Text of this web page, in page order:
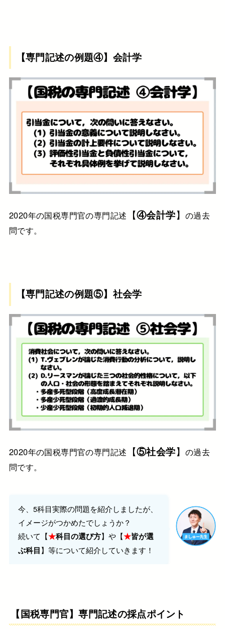
【専門記述の例題④】会計学
2020年の国税専門官の専門記述 【④会計学】 の過去
問です。
【専門記述の例題⑤】社会学
2020年の国税専門官の専門記述 【⑤社会学】 の過去
問です。
今、5科目実際の問題を紹介しましたが、
イメージがつかめたでしょうか？
続いて【★科目の選び方】や【★皆が選
ぶ科目 】等について紹介していきます！
【国税専門官】専門記述の採点ポイント